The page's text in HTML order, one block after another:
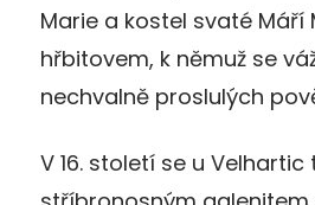
Marie a kostel svaté Máří
hřbitovem, k němuž se
nechvalně proslulých
V 16. století se u Velhartic